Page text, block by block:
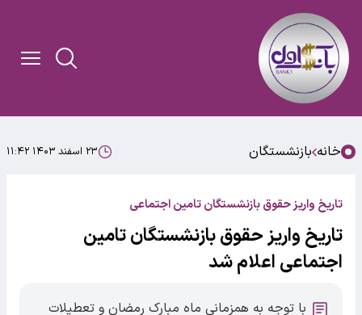
خانه بازنشستگان ۲۳ اسفند ۱۴۰۳ ۱۱:۴۲
تاریخ واریز حقوق بازنشستگان تامین اجتماعی
تاریخ واریز حقوق بازنشستگان تامین
اجتماعی اعلام شد
با توجه به همزمانی ماه مبارک رمضان و تعطیلات